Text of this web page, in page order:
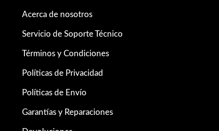
Acerca de nosotros
Servicio de Soporte Técnico
Términos y Condiciones
Políticas de Privacidad
Políticas de Envío
Garantías y Reparaciones